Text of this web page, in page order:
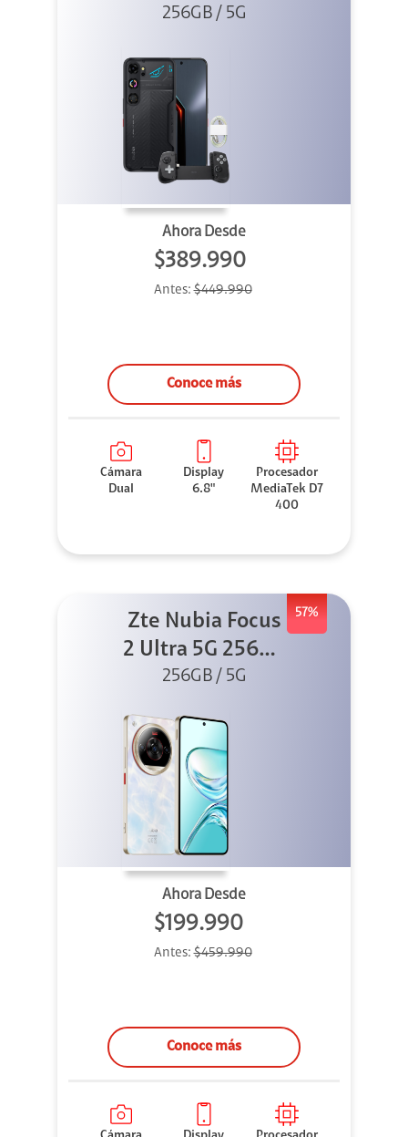
Negro + GPAD +
256GB / 5G
Ahora Desde
$389.990
Antes:$449.990
Conoce más
Cámara
Dual
Display
6.8"
Procesador
MediaTek D7
400
57%
Zte Nubia Focus
2 Ultra 5G 256GB
Blanco
256GB / 5G
Ahora Desde
$199.990
Antes:$459.990
Conoce más